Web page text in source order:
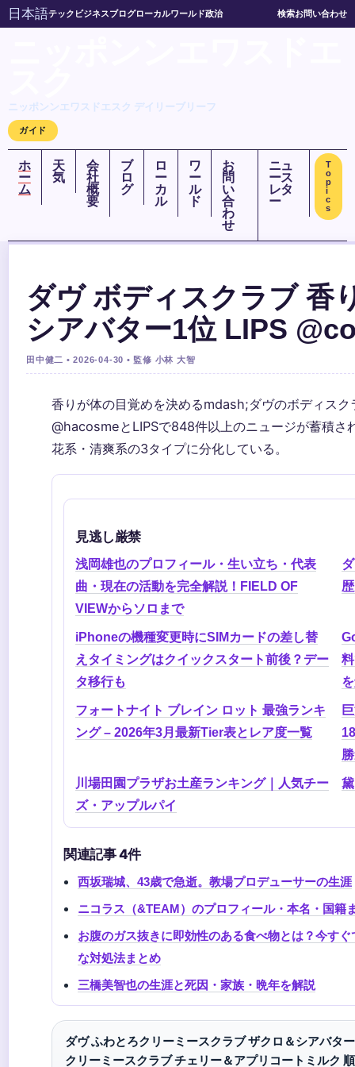
日本語テック ビジネスブログローカルワールド政治 検索お問い合わせ
ニッポンンエワスドエスク デイリーブリーフ
ガイド
ホ
ー
ム
天
気
会
社
概
要
ブ
ロ
グ
ロ
ー
カ
ル
ワ
ー
ル
ド
お
問
い
合
わ
せ
ニュ
ース
レタ
ー
T
o
p
i
c
s
ダヴ ボディスクラブ 香
シアバター1位 LIPS
田中健二 • 2026-04-30 • 監修 小林 大智
香りが体の目覚めを決めるmdash;ダヴのボディス
@hacosmeとLIPSで848件以上のニュージが蓄積さ
花系・清爽系の3タイプに分化している。
見逃し厳禁
浅岡雄也のプロフィール・生い立ち・代表
曲・現在の活動を完全解説！FIELD OF
VIEWからソロまで
iPhoneの機種変更時にSIMカードの差し替
えタイミングはクイックスタート前後？デー
タ移行も
フォートナイト ブレイン ロット 最強ランキ
ング – 2026年3月最新Tier表とレア度一覧
川場田園プラザお土産ランキング｜人気チー
ズ・アップルパイ
関連記事 4件
西坂瑞城、43歳で急逝。教場プロデューサーの生涯
ニコラス（&TEAM）のプロフィール・本名・国籍
お腹のガス抜きに即効性のある食べ物とは？今す
な対処法まとめ
三橋美智也の生涯と死因・家族・晩年を解説
ダヴ ふわとろクリーミースクラブ ザクロ＆シアバタ
クリーミースクラブ チェリー＆アプリコートミルク